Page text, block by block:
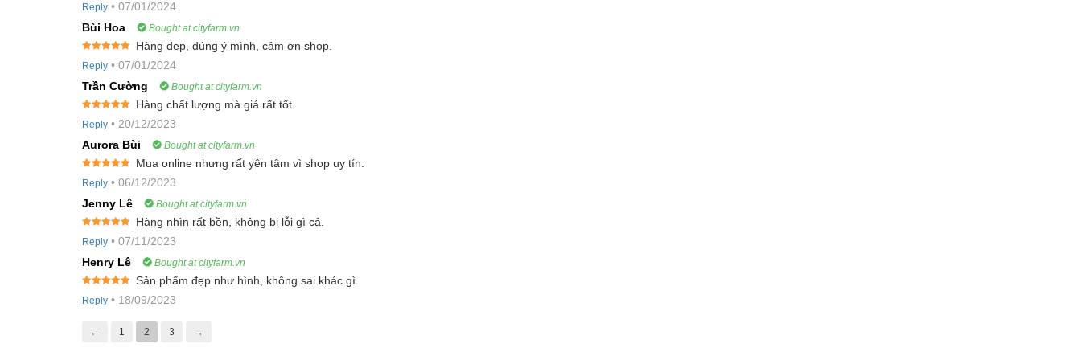
Khi cây con ra được từ 5-6 lá, tiến hành tỉa cấy với khoảng cách cây cách cây là 50cm, hàng cách hàng là 60cm. Sau khi cấy xong,
tưới nước cho cây.
Chăm sóc:
Ngày tưới nước 2 lần cho cây vào sáng sớm hoặc chiều tối.
Sau khi cấy cây con được 1 tuần, tiến hành bón lót bằng phân bò, phân trùn quế, phân gà, phân dê hoặc phân hữu cơ. Cứ 10 ngày
Thu hoạch:
Không nên thu hoạch lúc quả quá già bởi ăn sẽ không ngon. Thời gian bắt đầu thu hoạch 85-90 ngày sau gieo, thu hoạch kéo dài 2,5
– 3 tháng.
Hướng dẫn bảo quản:
Kín: Dụng cụ bảo quản có nắp đậy, tránh tiếp xúc với mầm bệnh.
of 5
Reply • 07/01/2024
Bùi Hoa
Bought at cityfarm.vn
of 5
Hàng đẹp, đúng ý mình, cảm ơn shop.
Reply • 07/01/2024
Trần Cường
Bought at cityfarm.vn
of 5
Hàng chất lượng mà giá rất tốt.
Reply • 20/12/2023
Aurora Bùi
Bought at cityfarm.vn
of 5
Mua online nhưng rất yên tâm vì shop uy tín.
Reply • 06/12/2023
Jenny Lê
Bought at cityfarm.vn
of 5
Hàng nhìn rất bền, không bị lỗi gì cả.
Reply • 07/11/2023
Henry Lê
Bought at cityfarm.vn
of 5
Sản phẩm đẹp như hình, không sai khác gì.
Reply • 18/09/2023
← 1 2 3 →